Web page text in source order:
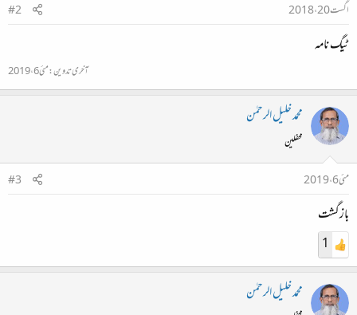
اگست 20، 2018
#2
ٹیگ نامہ
آخری تدوین:مئی 6، 2019
محمد خلیل الرحمٰن
محفلین
مئی 6، 2019
#3
بازگشت
1
محمد خلیل الرحمٰن